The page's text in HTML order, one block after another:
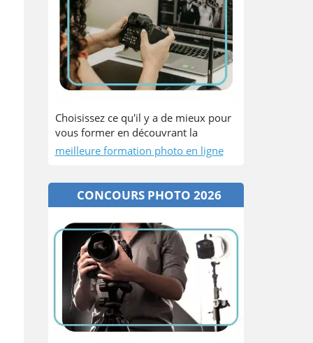
Choisissez ce qu'il y a de mieux pour
vous former en découvrant la
meilleure formation photo en ligne
CONCOURS PHOTO 2026